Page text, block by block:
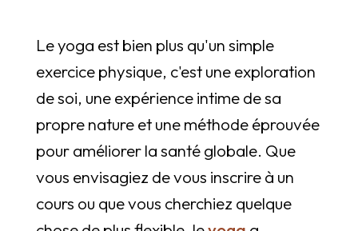
Le yoga est bien plus qu'un simple
exercice physique, c'est une exploration
de soi, une expérience intime de sa
propre nature et une méthode éprouvée
pour améliorer la santé globale. Que
vous envisagiez de vous inscrire à un
cours ou que vous cherchiez quelque